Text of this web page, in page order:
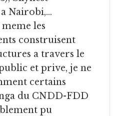
Nairobi,…
les
construisent
a travers le
et prive, je ne
certains
du CNDD-FDD
pu